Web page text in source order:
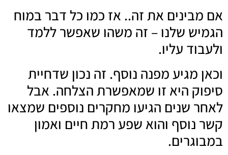
אם מבינים את זה.. אז כמו כל דבר במוח
הגמיש שלנו – זה משהו שאפשר ללמד
ולעבוד עליו.
וכאן מגיע מפנה נוסף. זה נכון שדחיית
סיפוק היא זו שמאפשרת הצלחה. אבל
לאחר שנים הגיעו מחקרים נוספים שמצאו
קשר נוסף והוא שפע רמת חיים ואמון
במבוגרים.